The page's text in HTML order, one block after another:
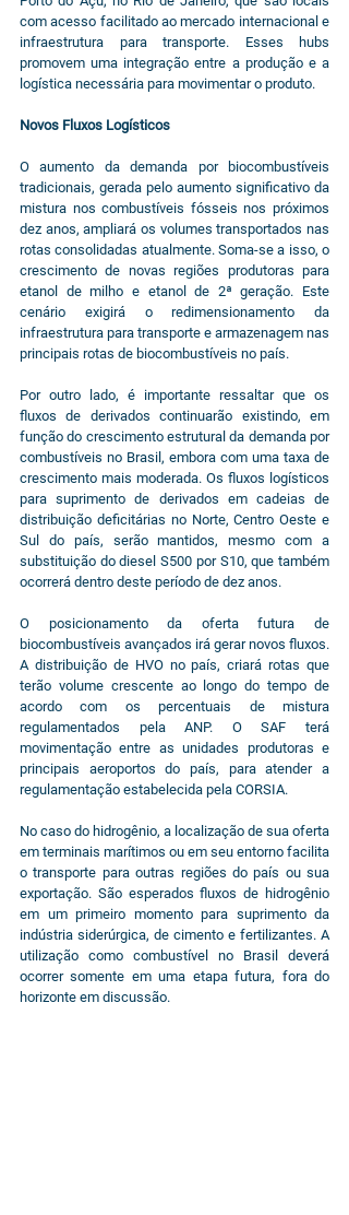
com acesso facilitado ao mercado internacional e
infraestrutura para transporte. Esses hubs
promovem uma integração entre a produção e a
logística necessária para movimentar o produto.
Novos Fluxos Logísticos
O aumento da demanda por biocombustíveis
tradicionais, gerada pelo aumento significativo da
mistura nos combustíveis fósseis nos próximos
dez anos, ampliará os volumes transportados nas
rotas consolidadas atualmente. Soma-se a isso, o
crescimento de novas regiões produtoras para
etanol de milho e etanol de 2ª geração. Este
cenário exigirá o redimensionamento da
infraestrutura para transporte e armazenagem nas
principais rotas de biocombustíveis no país.
Por outro lado, é importante ressaltar que os
fluxos de derivados continuarão existindo, em
função do crescimento estrutural da demanda por
combustíveis no Brasil, embora com uma taxa de
crescimento mais moderada. Os fluxos logísticos
para suprimento de derivados em cadeias de
distribuição deficitárias no Norte, Centro Oeste e
Sul do país, serão mantidos, mesmo com a
substituição do diesel S500 por S10, que também
ocorrerá dentro deste período de dez anos.
O posicionamento da oferta futura de
biocombustíveis avançados irá gerar novos fluxos.
A distribuição de HVO no país, criará rotas que
terão volume crescente ao longo do tempo de
acordo com os percentuais de mistura
regulamentados pela ANP. O SAF terá
movimentação entre as unidades produtoras e
principais aeroportos do país, para atender a
regulamentação estabelecida pela CORSIA.
No caso do hidrogênio, a localização de sua oferta
em terminais marítimos ou em seu entorno facilita
o transporte para outras regiões do país ou sua
exportação. São esperados fluxos de hidrogênio
em um primeiro momento para suprimento da
indústria siderúrgica, de cimento e fertilizantes. A
utilização como combustível no Brasil deverá
ocorrer somente em uma etapa futura, fora do
horizonte em discussão.